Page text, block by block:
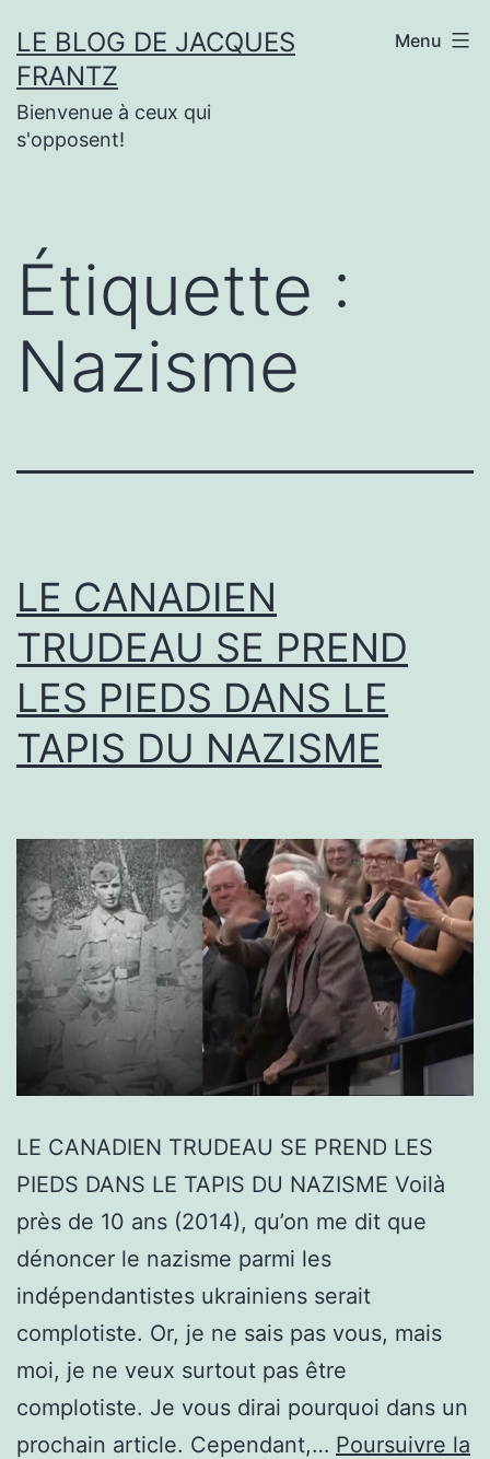
au
contenu
LE BLOG DE JACQUES
FRANTZ
Bienvenue à ceux qui
s'opposent!
Menu
Étiquette :
Nazisme
LE CANADIEN
TRUDEAU SE PREND
LES PIEDS DANS LE
TAPIS DU NAZISME
LE CANADIEN TRUDEAU SE PREND LES
PIEDS DANS LE TAPIS DU NAZISME Voilà
près de 10 ans (2014), qu’on me dit que
dénoncer le nazisme parmi les
indépendantistes ukrainiens serait
complotiste. Or, je ne sais pas vous, mais
moi, je ne veux surtout pas être
complotiste. Je vous dirai pourquoi dans un
prochain article. Cependant,… Poursuivre la